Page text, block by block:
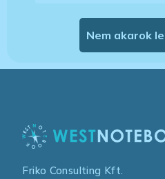
Friko Consulting Kft.